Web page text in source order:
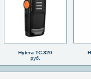
Hytera TC-320
руб.